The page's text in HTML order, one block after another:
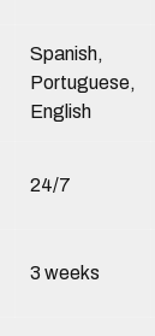
Spanish,
Portuguese,
English
24/7
3 weeks